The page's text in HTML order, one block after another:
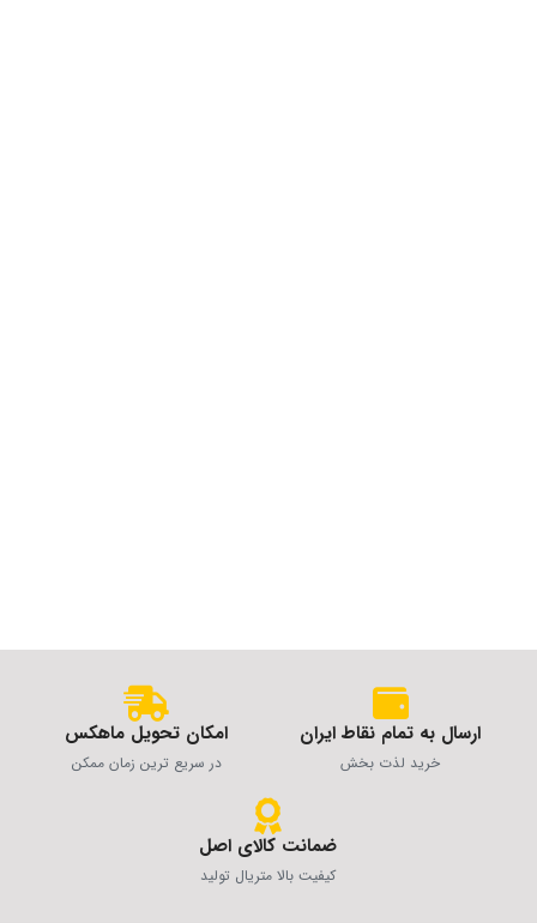
ارسال به تمام نقاط ایران
خرید لذت بخش
امکان تحویل ماهکس
در سریع ترین زمان ممکن
ضمانت کالای اصل
کیفیت بالا متریال تولید